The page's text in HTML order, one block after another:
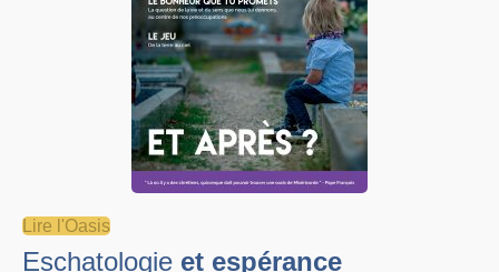
Lire l'Oasis
Eschatologie et espérance